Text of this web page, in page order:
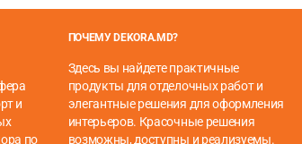
кронштейндля дополнительной
и
по
ПОЧЕМУ DEKORA.MD?
Здесь вы найдете практичные
продукты для отделочных работ и
элегантные решения для оформления
интерьеров. Красочные решения
возможны, доступны и реализуемы.